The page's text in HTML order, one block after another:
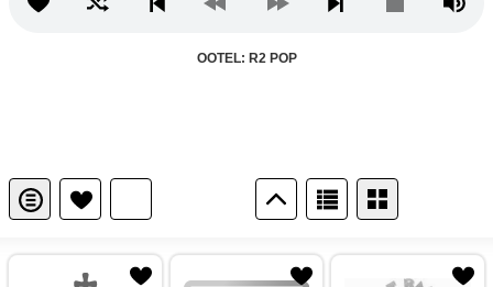
OOTEL: R2 POP